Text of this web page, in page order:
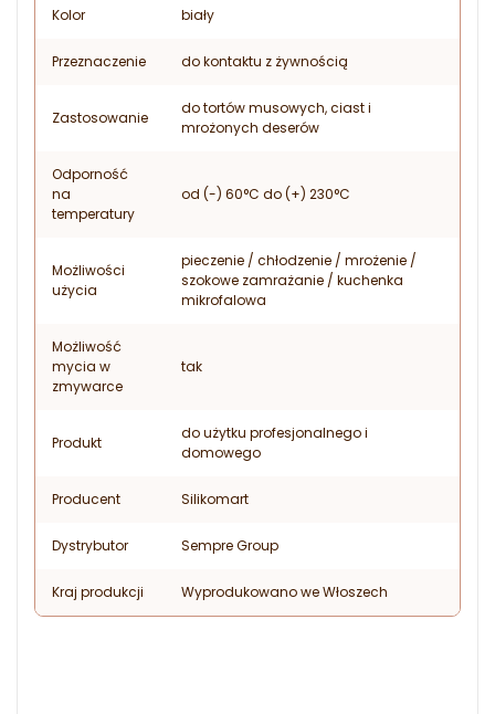
Kolor biały
Przeznaczenie do kontaktu z żywnością
Zastosowanie
do tortów musowych, ciast i
mrożonych deserów
Odporność
na
temperatury
od (-) 60°C do (+) 230°C
Możliwości
użycia
pieczenie / chłodzenie / mrożenie /
szokowe zamrażanie / kuchenka
mikrofalowa
Możliwość
mycia w
zmywarce
tak
Produkt
do użytku profesjonalnego i
domowego
Producent Silikomart
Dystrybutor Sempre Group
Kraj produkcji Wyprodukowano we Włoszech